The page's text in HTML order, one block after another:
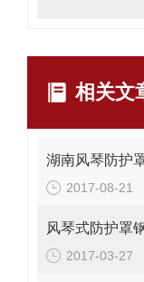
相关文
湖南风琴防护
2017-08-21
风琴式防护罩
2017-03-27